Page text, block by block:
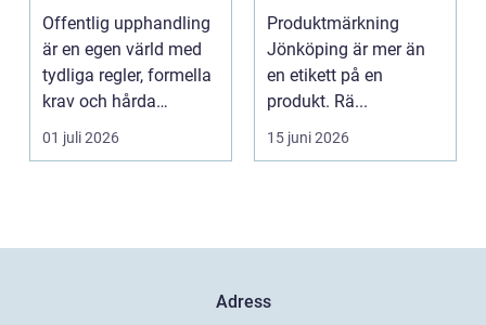
möter affär
Offentlig upphandling
är en egen värld med
tydliga regler, formella
krav och hårda
tidsfrister. För ...
01 juli 2026
underlättar
vardagen
Produktmärkning
Jönköping är mer än
en etikett på en
produkt. Rä...
15 juni 2026
Adress